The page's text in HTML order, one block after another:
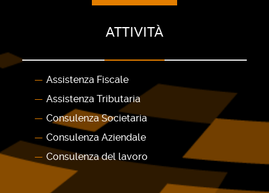
ATTIVITÀ
Assistenza Fiscale
Assistenza Tributaria
Consulenza Societaria
Consulenza Aziendale
Consulenza del lavoro